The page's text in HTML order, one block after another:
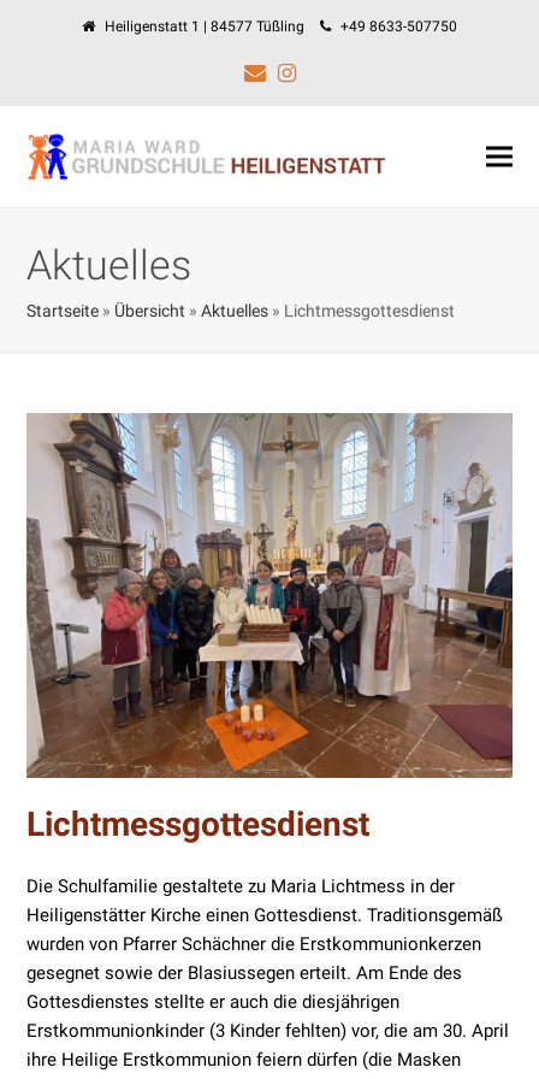
Heiligenstatt 1 | 84577 Tüßling +49 8633-507750
E-
Mail
Instagram
Aktuelles
Startseite » Übersicht »Aktuelles » Lichtmessgottesdienst
Lichtmessgottesdienst
Die Schulfamilie gestaltete zu Maria Lichtmess in der
Heiligenstätter Kirche einen Gottesdienst. Traditionsgemäß
wurden von Pfarrer Schächner die Erstkommunionkerzen
gesegnet sowie der Blasiussegen erteilt. Am Ende des
Gottesdienstes stellte er auch die diesjährigen
Erstkommunionkinder (3 Kinder fehlten) vor, die am 30. April
ihre Heilige Erstkommunion feiern dürfen (die Masken